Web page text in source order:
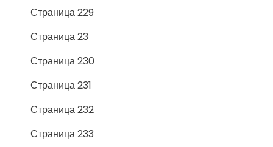
Страница 229
Страница 23
Страница 230
Страница 231
Страница 232
Страница 233